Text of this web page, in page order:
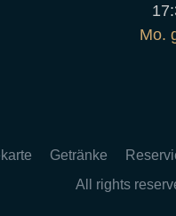
Mo.
Getränke
All rights